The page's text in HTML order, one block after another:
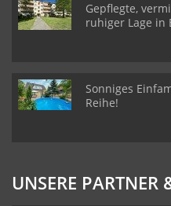
Gepflegte,
ruhiger Lage in
Sonniges
Reihe!
UNSERE